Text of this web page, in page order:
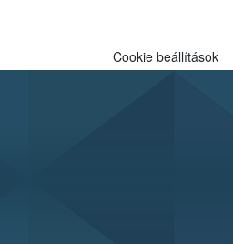
Cookie beállítások